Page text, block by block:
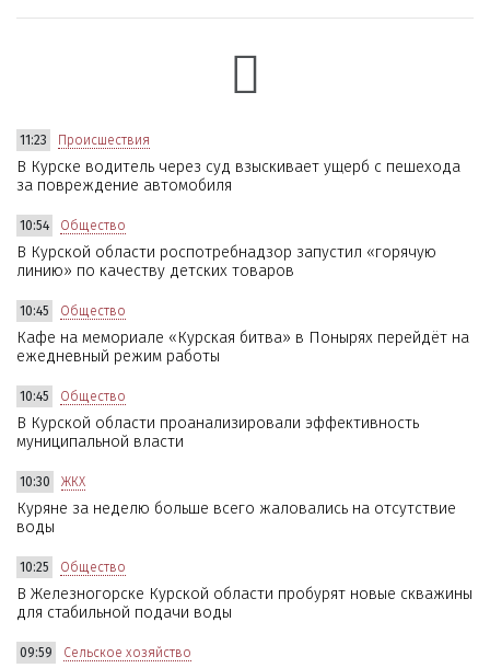
11:23 Происшествия
В Курске водитель через суд взыскивает ущерб с пешехода
за повреждение автомобиля
10:54 Общество
В Курской области роспотребнадзор запустил «горячую
линию» по качеству детских товаров
10:45 Общество
Кафе на мемориале «Курская битва» в Понырях перейдёт на
ежедневный режим работы
10:45 Общество
В Курской области проанализировали эффективность
муниципальной власти
10:30 ЖКХ
Куряне за неделю больше всего жаловались на отсутствие
воды
10:25 Общество
В Железногорске Курской области пробурят новые скважины
для стабильной подачи воды
09:59 Сельское хозяйство